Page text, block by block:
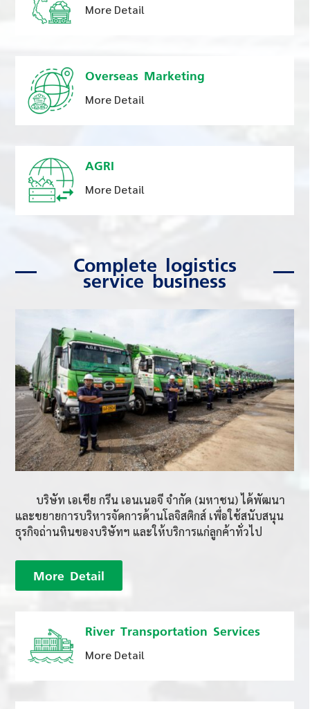
More Detail
Overseas Marketing
More Detail
AGRI
More Detail
Complete logistics
service business
บริษัท เอเชีย กรีน เอนเนอจี จำกัด (มหาชน) ได้พัฒนา
และขยายการบริหารจัดการด้านโลจิสติกส์ เพื่อใช้สนับสนุน
ธุรกิจถ่านหินของบริษัทฯ และให้บริการแก่ลูกค้าทั่วไป
More Detail
River Transportation Services
More Detail